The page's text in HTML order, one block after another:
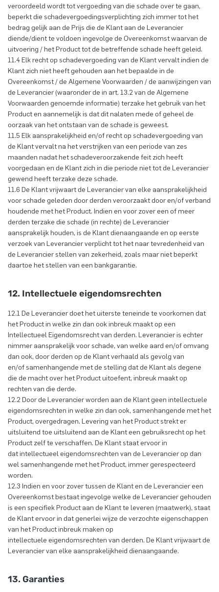
veroordeeld wordt tot vergoeding van die schade over te gaan,
beperkt die schadevergoedingsverplichting zich immer tot het
bedrag gelijk aan de Prijs die de Klant aan de Leverancier
diende/dient te voldoen ingevolge de Overeenkomst waarvan de
uitvoering / het Product tot de betreffende schade heeft geleid.
11.4 Elk recht op schadevergoeding van de Klant vervalt indien de
Klant zich niet heeft gehouden aan het bepaalde in de
Overeenkomst / de Algemene Voorwaarden / de aanwijzingen van
de Leverancier (waaronder de in art. 13.2 van de Algemene
Voorwaarden genoemde informatie) terzake het gebruik van het
Product en aannemelijk is dat dit nalaten mede of geheel de
oorzaak van het ontstaan van de schade is geweest.
11.5 Elk aansprakelijkheid en/of recht op schadevergoeding van
de Klant vervalt na het verstrijken van een periode van zes
maanden nadat het schadeveroorzakende feit zich heeft
voorgedaan en de Klant zich in die periode niet tot de Leverancier
gewend heeft terzake deze schade.
11.6 De Klant vrijwaart de Leverancier van elke aansprakelijkheid
voor schade geleden door derden veroorzaakt door en/of verband
houdende met het Product. Indien en voor zover een of meer
derden terzake die schade (in rechte) de Leverancier
aansprakelijk houden, is de Klant dienaangaande en op eerste
verzoek van Leverancier verplicht tot het naar tevredenheid van
de Leverancier stellen van zekerheid, zoals maar niet beperkt
daartoe het stellen van een bankgarantie.
12. Intellectuele eigendomsrechten
12.1 De Leverancier doet het uiterste teneinde te voorkomen dat
het Product in welke zin dan ook inbreuk maakt op een
Intellectueel Eigendomsrecht van derden. Leverancier is echter
nimmer aansprakelijk voor schade, van welke aard en/of omvang
dan ook, door derden op de Klant verhaald als gevolg van
en/of samenhangende met de stelling dat de Klant als degene
die de macht over het Product uitoefent, inbreuk maakt op
rechten van die derde.
12.2 Door de Leverancier worden aan de Klant geen intellectuele
eigendomsrechten in welke zin dan ook, samenhangende met het
Product, overgedragen. Levering van het Product strekt er
uitsluitend toe uitsluitend aan de Klant een gebruiksrecht op het
Product zelf te verschaffen. De Klant staat ervoor in
dat intellectueel eigendomsrechten van de Leverancier op dan
wel samenhangende met het Product, immer gerespecteerd
worden.
12.3 Indien en voor zover tussen de Klant en de Leverancier een
Overeenkomst bestaat ingevolge welke de Leverancier gehouden
is een specifiek Product aan de Klant te leveren (maatwerk), staat
de Klant ervoor in dat generlei wijze de verzochte eigenschappen
van het Product inbreuk maken op
intellectuele eigendomsrechten van derden. De Klant vrijwaart de
Leverancier van elke aansprakelijkheid dienaangaande.
13. Garanties